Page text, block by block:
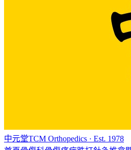
中元堂TCM Orthopedics · Est. 1978